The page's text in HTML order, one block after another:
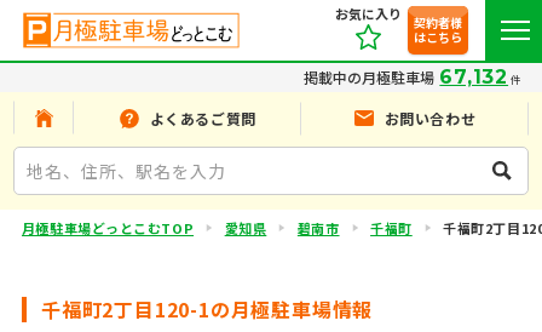
お気に入り
契約者様
はこちら
掲載中の月極駐車場 67,132 件
よくあるご質問 お問い合わせ
月極駐車場どっとこむTOP 愛知県 碧南市 千福町 千福町2丁目
千福町2丁目120-1の月極駐車場情報